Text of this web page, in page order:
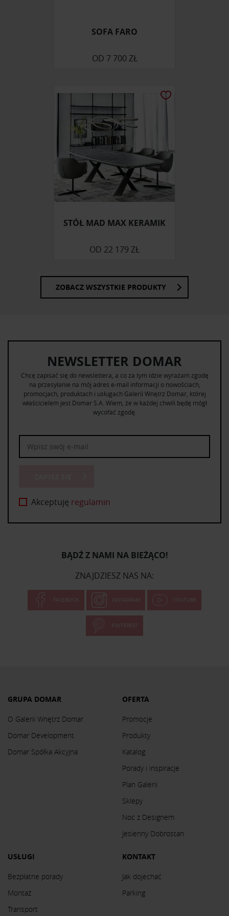
SOFA FARO
OD 7 700 ZŁ
STÓŁ MAD MAX KERAMIK
OD 22 179 ZŁ
ZOBACZ WSZYSTKIE PRODUKTY
NEWSLETTER DOMAR
Chcę zapisać się do newslettera, a co za tym idzie wyrażam zgodę
na przesyłanie na mój adres e-mail informacji o nowościach,
promocjach, produktach i usługach Galerii Wnętrz Domar, której
właścicielem jest Domar S.A. Wiem, że w każdej chwili będę mógł
wycofać zgodę.
Akceptuję regulamin
BĄDŹ Z NAMI NA BIEŻĄCO!
ZNAJDZIESZ NAS NA:
FACEBOOK INSTAGRAM YOUTUBE
PINTEREST
GRUPA DOMAR
O Galerii Wnętrz Domar
Domar Development
Domar Spółka Akcyjna
OFERTA
Promocje
Produkty
Katalog
Porady i inspiracje
Plan Galerii
Sklepy
Noc z Designem
Jesienny Dobrostan
USŁUGI
Bezpłatne porady
Montaż
Transport
KONTAKT
Jak dojechać
Parking